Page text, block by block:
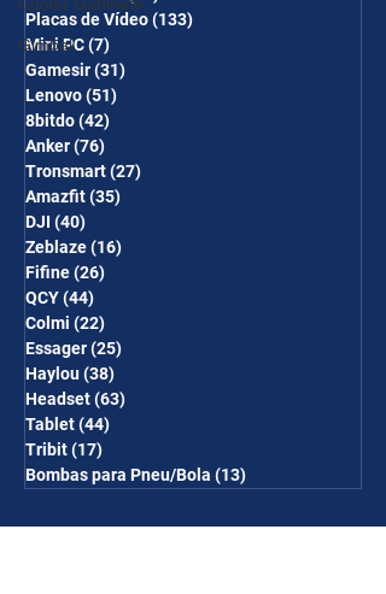
Gimbal
Placas de Vídeo(133)
Mini PC(7)
Gamesir(31)
Lenovo(51)
8bitdo(42)
Anker(76)
Tronsmart(27)
Amazfit(35)
DJI (40)
Zeblaze(16)
Fifine(26)
QCY(44)
Colmi (22)
Essager(25)
Haylou(38)
Headset(63)
Tablet(44)
Tribit(17)
Bombas para Pneu/Bola (13)